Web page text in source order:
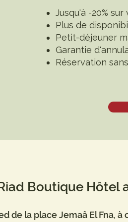
Jusqu'à -20%
Plus de
Petit-déjeuner
Garantie
Réservation
Boutique
de la place Jemaâ El Fna,